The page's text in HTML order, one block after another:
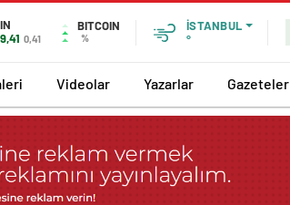
0,41
BITCOIN
%
İSTANBUL
°
Videolar Yazarlar Gazeteler